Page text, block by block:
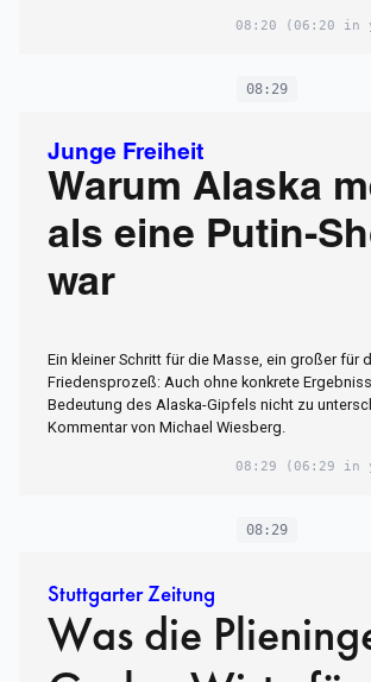
08:20 (06:20 in
08:29
Junge Freiheit
Warum Alaska
als eine Putin-
war
Ein kleiner Schritt für die Masse, ein großer für
Friedensprozeß: Auch ohne konkrete
Bedeutung des Alaska-Gipfels nicht zu
Kommentar von Michael Wiesberg.
08:29 (06:29 in
08:29
Stuttgarter Zeitung
Was die